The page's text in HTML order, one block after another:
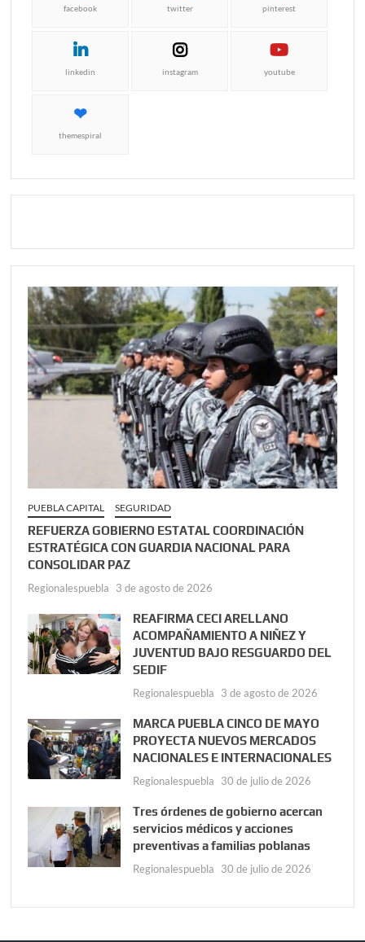
facebook twitter pinterest
linkedin instagram youtube
themespiral
PUEBLA CAPITAL SEGURIDAD
REFUERZA GOBIERNO ESTATAL COORDINACIÓN
ESTRATÉGICA CON GUARDIA NACIONAL PARA
CONSOLIDAR PAZ
Regionalespuebla 3 de agosto de 2026
REAFIRMA CECI ARELLANO
ACOMPAÑAMIENTO A NIÑEZ Y
JUVENTUD BAJO RESGUARDO DEL
SEDIF
Regionalespuebla 3 de agosto de 2026
MARCA PUEBLA CINCO DE MAYO
PROYECTA NUEVOS MERCADOS
NACIONALES E INTERNACIONALES
Regionalespuebla 30 de julio de 2026
Tres órdenes de gobierno acercan
servicios médicos y acciones
preventivas a familias poblanas
Regionalespuebla 30 de julio de 2026